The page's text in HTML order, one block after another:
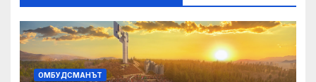
ОМБУДСМАНЪТ